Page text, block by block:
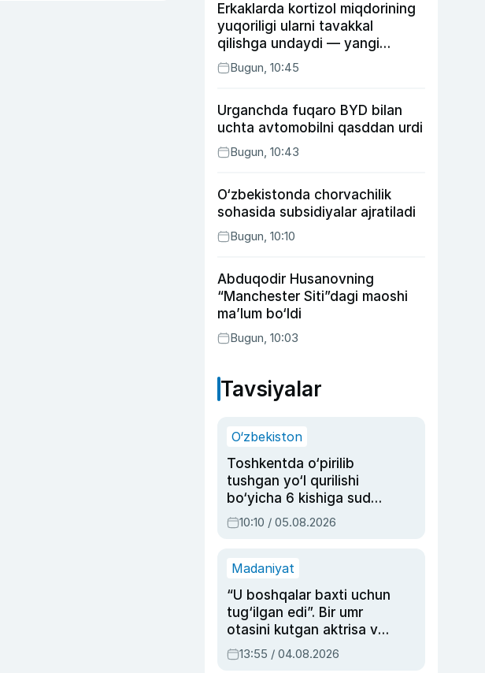
Erkaklarda kortizol miqdorining
yuqoriligi ularni tavakkal
qilishga undaydi — yangi
tadqiqot
Bugun, 10:45
Urganchda fuqaro BYD bilan
uchta avtomobilni qasddan urdi
Bugun, 10:43
O‘zbekistonda chorvachilik
sohasida subsidiyalar ajratiladi
Bugun, 10:10
Abduqodir Husanovning
“Manchester Siti”dagi maoshi
ma’lum bo‘ldi
Bugun, 10:03
Tavsiyalar
O‘zbekiston
Toshkentda o‘pirilib
tushgan yo‘l qurilishi
bo‘yicha 6 kishiga sud
hukmi o‘qildi
10:10 / 05.08.2026
Madaniyat
“U boshqalar baxti uchun
tug‘ilgan edi”. Bir umr
otasini kutgan aktrisa va
dublyaj ustasi Rimma
Ahmedovaning
13:55 / 04.08.2026